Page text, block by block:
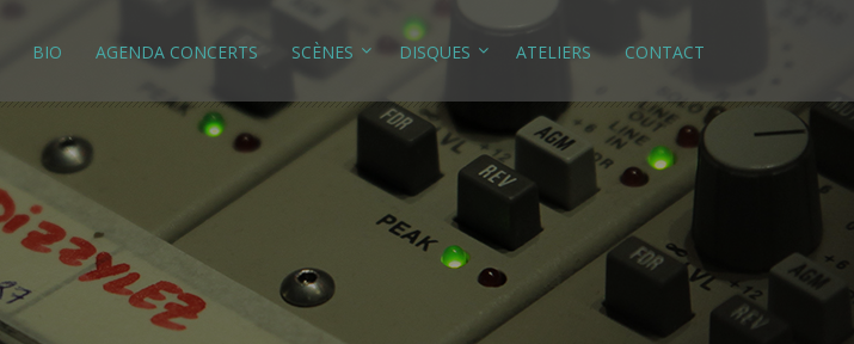
BIO AGENDA CONCERTS SCÈNES DISQUES ATELIERS CONTACT